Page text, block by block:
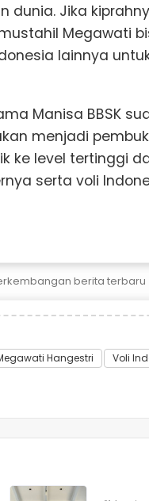
dunia. Jika
Megawati
lainnya
Manisa BBSK
menjadi
ke level tertinggi
serta voli
berita terbaru
Hangestri
Voli